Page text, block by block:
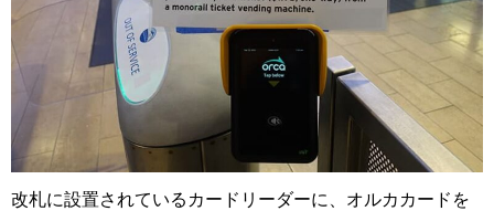
改札に設置されているカードリーダーに、オルカカードを